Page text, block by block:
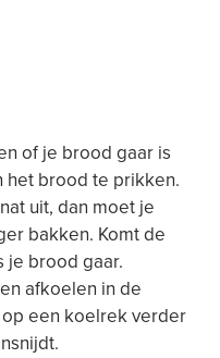
of je brood gaar is
brood te prikken.
uit, dan moet je
bakken. Komt de
je brood gaar.
afkoelen in de
een koelrek verder